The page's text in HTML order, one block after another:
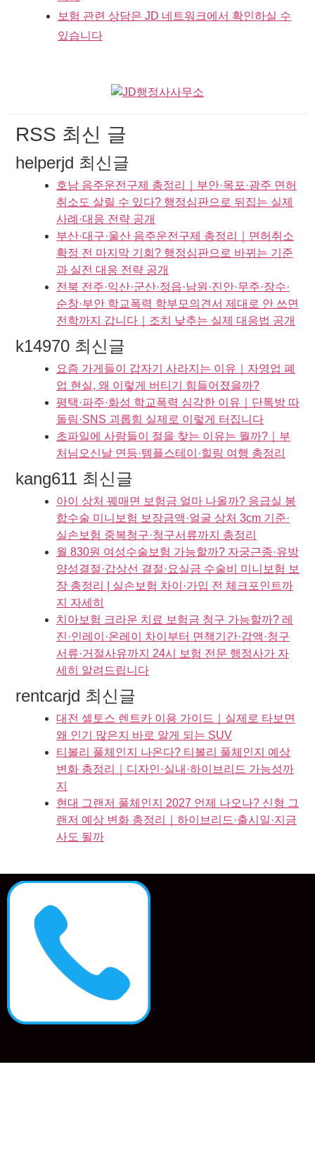
보험 관련 상담은 JD 네트워크에서 확인하실 수
있습니다
RSS 최신 글
helperjd 최신글
호남 음주운전구제 총정리｜부안·목포·광주 면허
취소도 살릴 수 있다? 행정심판으로 뒤집는 실제
사례·대응 전략 공개
부산·대구·울산 음주운전구제 총정리｜면허취소
확정 전 마지막 기회? 행정심판으로 바뀌는 기준
과 실전 대응 전략 공개
전북 전주·익산·군산·정읍·남원·진안·무주·장수·
순창·부안 학교폭력 학부모의견서 제대로 안 쓰면
전학까지 갑니다｜조치 낮추는 실제 대응법 공개
k14970 최신글
요즘 가게들이 갑자기 사라지는 이유｜자영업 폐
업 현실, 왜 이렇게 버티기 힘들어졌을까?
평택·파주·화성 학교폭력 심각한 이유｜단톡방 따
돌림·SNS 괴롭힘 실제로 이렇게 터집니다
초파일에 사람들이 절을 찾는 이유는 뭘까?｜부
처님오신날 연등·템플스테이·힐링 여행 총정리
kang611 최신글
아이 상처 꿰매면 보험금 얼마 나올까? 응급실 봉
합수술 미니보험 보장금액·얼굴 상처 3cm 기준·
실손보험 중복청구·청구서류까지 총정리
월 830원 여성수술보험 가능할까? 자궁근종·유방
양성결절·갑상선 결절·요실금 수술비 미니보험 보
장 총정리 | 실손보험 차이·가입 전 체크포인트까
지 자세히
치아보험 크라운 치료 보험금 청구 가능할까? 레
진·인레이·온레이 차이부터 면책기간·감액·청구
서류·거절사유까지 24시 보험 전문 행정사가 자
세히 알려드립니다
rentcarjd 최신글
대전 셀토스 렌트카 이용 가이드｜실제로 타보면
왜 인기 많은지 바로 알게 되는 SUV
티볼리 풀체인지 나온다? 티볼리 풀체인지 예상
변화 총정리｜디자인·실내·하이브리드 가능성까
지
현대 그랜저 풀체인지 2027 언제 나오나? 신형 그
랜저 예상 변화 총정리｜하이브리드·출시일·지금
사도 될까